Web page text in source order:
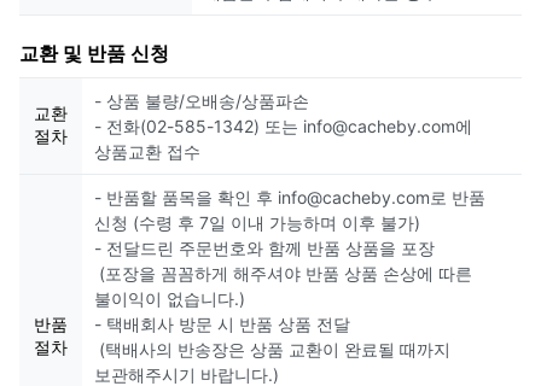
교환 및 반품 신청
교환
절차
- 상품 불량/오배송/상품파손
- 전화(02-585-1342) 또는 info@cacheby.com에
상품교환 접수
반품
절차
- 반품할 품목을 확인 후 info@cacheby.com로 반품
신청 (수령 후 7일 이내 가능하며 이후 불가)
- 전달드린 주문번호와 함께 반품 상품을 포장
(포장을 꼼꼼하게 해주셔야 반품 상품 손상에 따른
불이익이 없습니다.)
- 택배회사 방문 시 반품 상품 전달
(택배사의 반송장은 상품 교환이 완료될 때까지
보관해주시기 바랍니다.)